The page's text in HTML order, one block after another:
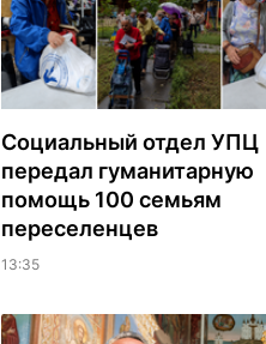
Социальный отдел УПЦ
передал гуманитарную
помощь 100 семьям
переселенцев
13:35